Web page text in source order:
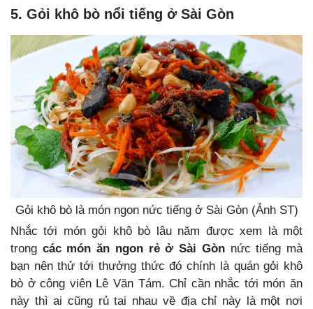
5. Gỏi khô bò nổi tiếng ở Sài Gòn
Gỏi khô bò là món ngon nức tiếng ở Sài Gòn (Ảnh ST)
Nhắc tới món gỏi khô bò lâu năm được xem là một
trong các món ăn ngon rẻ ở Sài Gòn nức tiếng mà
bạn nên thử tới thưởng thức đó chính là quán gỏi khô
bò ở công viên Lê Văn Tám. Chỉ cần nhắc tới món ăn
này thì ai cũng rủ tai nhau về địa chỉ này là một nơi